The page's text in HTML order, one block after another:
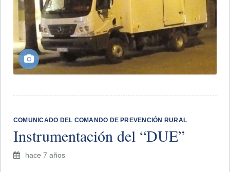
COMUNICADO DEL COMANDO DE PREVENCIÓN RURAL
Instrumentación del “DUE”
hace 7 años